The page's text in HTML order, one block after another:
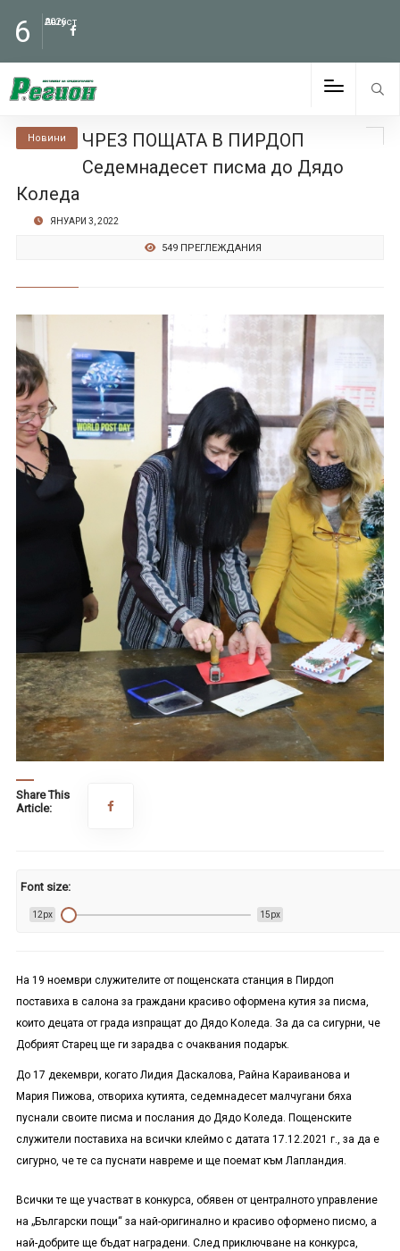
6 Август
2026
Новини
ЧРЕЗ ПОЩАТА В ПИРДОП
Седемнадесет писма до Дядо
Коледа
ЯНУАРИ 3, 2022
549 ПРЕГЛЕЖДАНИЯ
Share This
Article:
Font size:
12px 15px
На 19 ноември служителите от пощенската станция в Пирдоп
поставиха в салона за граждани красиво оформена кутия за писма,
които децата от града изпращат до Дядо Коледа. За да са сигурни, че
Добрият Старец ще ги зарадва с очаквания подарък.
До 17 декември, когато Лидия Даскалова, Райна Караиванова и
Мария Пижова, отвориха кутията, седемнадесет малчугани бяха
пуснали своите писма и послания до Дядо Коледа. Пощенските
служители поставиха на всички клеймо с датата 17.12.2021 г., за да е
сигурно, че те са пуснати навреме и ще поемат към Лапландия.
Всички те ще участват в конкурса, обявен от централното управление
на „Български пощи“ за най-оригинално и красиво оформено писмо, а
най-добрите ще бъдат наградени. След приключване на конкурса,